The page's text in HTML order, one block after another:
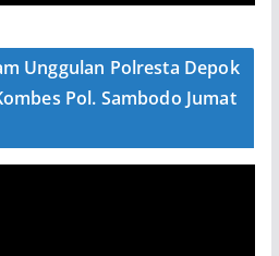
Unggulan Polresta Depok
Pol. Sambodo Jumat